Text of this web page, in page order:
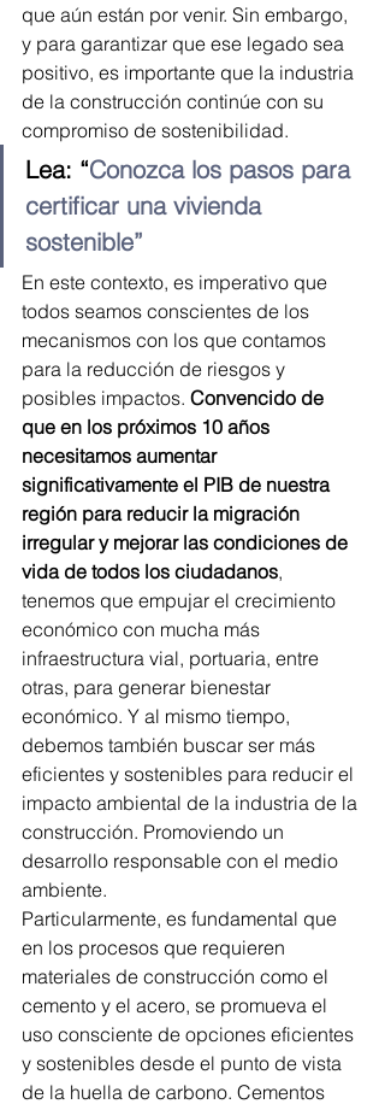
que aún están por venir. Sin embargo,
y para garantizar que ese legado sea
positivo, es importante que la industria
de la construcción continúe con su
compromiso de sostenibilidad.
Lea: “Conozca los pasos para
certificar una vivienda
sostenible”
En este contexto, es imperativo que
todos seamos conscientes de los
mecanismos con los que contamos
para la reducción de riesgos y
posibles impactos. Convencido de
que en los próximos 10 años
necesitamos aumentar
significativamente el PIB de nuestra
región para reducir la migración
irregular y mejorar las condiciones de
vida de todos los ciudadanos,
tenemos que empujar el crecimiento
económico con mucha más
infraestructura vial, portuaria, entre
otras, para generar bienestar
económico. Y al mismo tiempo,
debemos también buscar ser más
eficientes y sostenibles para reducir el
impacto ambiental de la industria de la
construcción. Promoviendo un
desarrollo responsable con el medio
ambiente.
Particularmente, es fundamental que
en los procesos que requieren
materiales de construcción como el
cemento y el acero, se promueva el
uso consciente de opciones eficientes
y sostenibles desde el punto de vista
de la huella de carbono. Cementos